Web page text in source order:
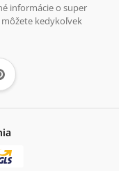
informácie o super
môžete kedykoľvek